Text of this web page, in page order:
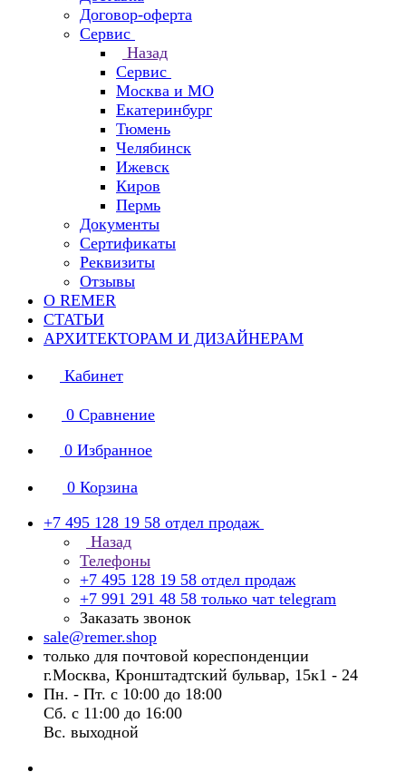
Договор-оферта
Сервис
Назад
Сервис
Москва и МО
Екатеринбург
Тюмень
Челябинск
Ижевск
Киров
Пермь
Документы
Сертификаты
Реквизиты
Отзывы
О REMER
СТАТЬИ
АРХИТЕКТОРАМ И ДИЗАЙНЕРАМ
Кабинет
0 Сравнение
0 Избранное
0 Корзина
+7 495 128 19 58 отдел продаж
Назад
Телефоны
+7 495 128 19 58 отдел продаж
+7 991 291 48 58 только чат telegram
Заказать звонок
sale@remer.shop
только для почтовой кореспонденции
г.Москва, Кронштадтский бульвар, 15к1 - 24
Пн. - Пт. с 10:00 до 18:00
Сб. с 11:00 до 16:00
Вс. выходной